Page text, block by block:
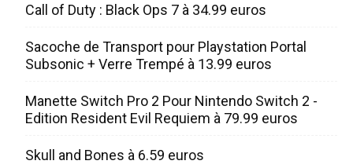
Call of Duty : Black Ops 7 à 34.99 euros
Sacoche de Transport pour Playstation Portal
Subsonic + Verre Trempé à 13.99 euros
Manette Switch Pro 2 Pour Nintendo Switch 2 -
Edition Resident Evil Requiem à 79.99 euros
Skull and Bones à 6.59 euros